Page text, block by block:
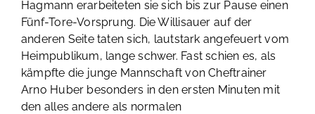
Hagmann erarbeiteten sie sich bis zur Pause einen
Fünf-Tore-Vorsprung. Die Willisauer auf der
anderen Seite taten sich, lautstark angefeuert vom
Heimpublikum, lange schwer. Fast schien es, als
kämpfte die junge Mannschaft von Cheftrainer
Arno Huber besonders in den ersten Minuten mit
den alles andere als normalen